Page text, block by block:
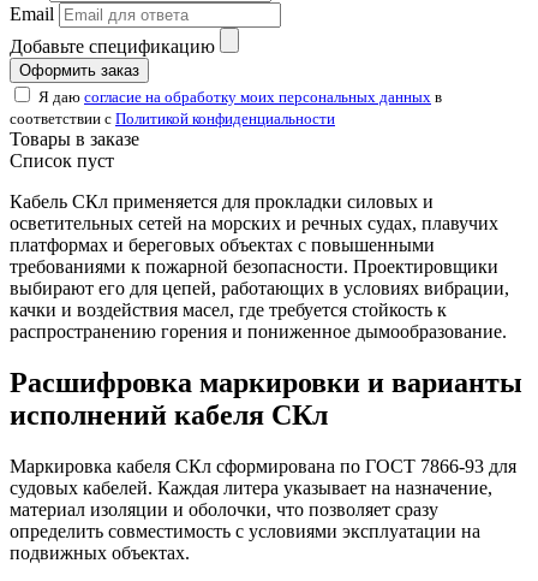
Email
Добавьте спецификацию
Оформить заказ
Я даю согласие на обработку моих персональных данных в
соответствии с Политикой конфиденциальности
Товары в заказе
Список пуст
Кабель СКл применяется для прокладки силовых и
осветительных сетей на морских и речных судах, плавучих
платформах и береговых объектах с повышенными
требованиями к пожарной безопасности. Проектировщики
выбирают его для цепей, работающих в условиях вибрации,
качки и воздействия масел, где требуется стойкость к
распространению горения и пониженное дымообразование.
Расшифровка маркировки и варианты
исполнений кабеля СКл
Маркировка кабеля СКл сформирована по ГОСТ 7866-93 для
судовых кабелей. Каждая литера указывает на назначение,
материал изоляции и оболочки, что позволяет сразу
определить совместимость с условиями эксплуатации на
подвижных объектах.